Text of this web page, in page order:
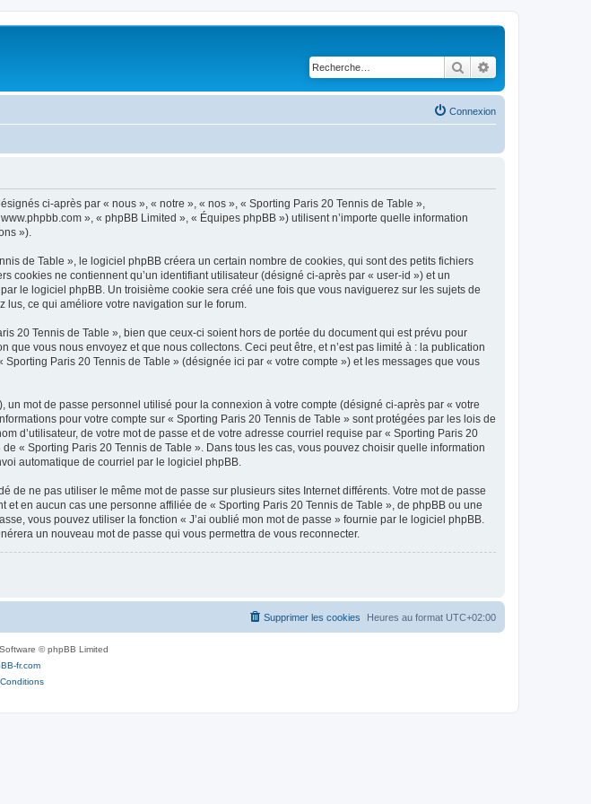
Rechercher
Connexion
ci-après par « nous », « notre », « nos », « Sporting Paris 20 Tennis de Table »,
», « phpBB Limited », « Équipes phpBB ») utilisent n’importe quelle information
»).
de Table », le logiciel phpBB créera un certain nombre de cookies, qui sont des petits fichiers
cookies ne contiennent qu’un identifiant utilisateur (désigné ci-après par « user-id ») et un
le logiciel phpBB. Un troisième cookie sera créé une fois que vous naviguerez sur les sujets de
lus, ce qui améliore votre navigation sur le forum.
20 Tennis de Table », bien que ceux-ci soient hors de portée du document qui est prévu pour
vous nous envoyez et que nous collectons. Ceci peut être, et n’est pas limité à : la publication
Paris 20 Tennis de Table » (désignée ici par « votre compte ») et les messages que vous
mot de passe personnel utilisé pour la connexion à votre compte (désigné ci-après par « votre
pour votre compte sur « Sporting Paris 20 Tennis de Table » sont protégées par les lois de
d’utilisateur, de votre mot de passe et de votre adresse courriel requise par « Sporting Paris 20
« Sporting Paris 20 Tennis de Table ». Dans tous les cas, vous pouvez choisir quelle information
automatique de courriel par le logiciel phpBB.
ne pas utiliser le même mot de passe sur plusieurs sites Internet différents. Votre mot de passe
en aucun cas une personne affiliée de « Sporting Paris 20 Tennis de Table », de phpBB ou une
vous pouvez utiliser la fonction « J’ai oublié mon mot de passe » fournie par le logiciel phpBB.
un nouveau mot de passe qui vous permettra de vous reconnecter.
Heures au format UTC+02:00
Supprimer les cookies
© phpBB Limited
fr.com
Conditions